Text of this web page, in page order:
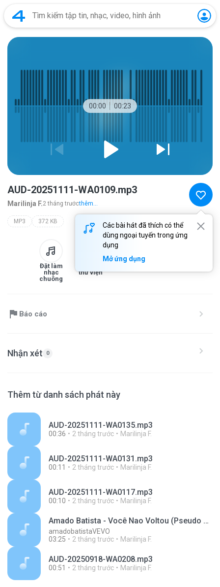
00:00 00:23
Các bài hát đã thích có thể
dùng ngoại tuyến trong ứng
dụng
Mở ứng dụng
AUD-20251111-WA0109.mp3
Marilinja F.2 tháng trướcthêm...
MP3 372 KB
Đặt làm
nhạc
chuông
thư viện
Báo cáo
Nhận xét 0
Thêm từ danh sách phát này
AUD-20251111-WA0135.mp3
00:36 2 tháng trước Marilinja F.
AUD-20251111-WA0131.mp3
00:11 2 tháng trước Marilinja F.
AUD-20251111-WA0117.mp3
00:10 2 tháng trước Marilinja F.
Amado Batista - Você Nao Voltou (Pseudo Video)
amadobatistaVEVO
03:25
2 tháng trước Marilinja F.
AUD-20250918-WA0208.mp3
00:51 2 tháng trước Marilinja F.